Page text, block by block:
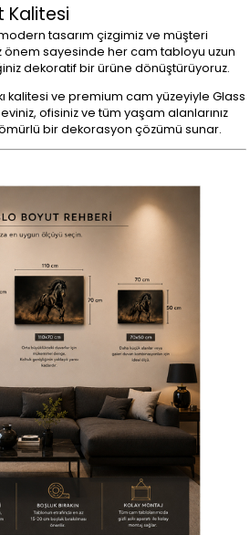
Kalitesi
tasarım çizgimiz ve müşteri
sayesinde her cam tabloyu uzun
dekoratif bir ürüne dönüştürüyoruz.
kalitesi ve premium cam yüzeyiyle Glass
ofisiniz ve tüm yaşam alanlarınız
bir dekorasyon çözümü sunar.